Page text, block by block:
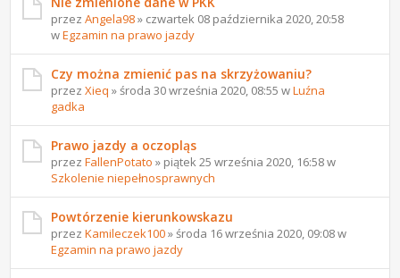
przezAngela98» czwartek 08 października 2020, 20:58
wEgzamin na prawo jazdy
Czy można zmienić pas na skrzyżowaniu?
przezXieq » środa 30 września 2020, 08:55 wLuźna
gadka
Prawo jazdy a oczopląs
przezFallenPotato » piątek 25 września 2020, 16:58 w
Szkolenie niepełnosprawnych
Powtórzenie kierunkowskazu
przezKamileczek100» środa 16 września 2020, 09:08 w
Egzamin na prawo jazdy